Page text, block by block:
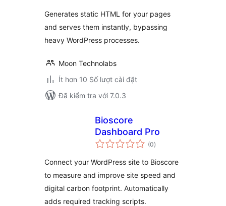
Generates static HTML for your pages
and serves them instantly, bypassing
heavy WordPress processes.
Moon Technolabs
Ít hơn 10 Số lượt cài đặt
Đã kiểm tra với 7.0.3
Bioscore
Dashboard Pro
(0tổng
đánh
)
Connect your WordPress site to Bioscore
to measure and improve site speed and
digital carbon footprint. Automatically
adds required tracking scripts.